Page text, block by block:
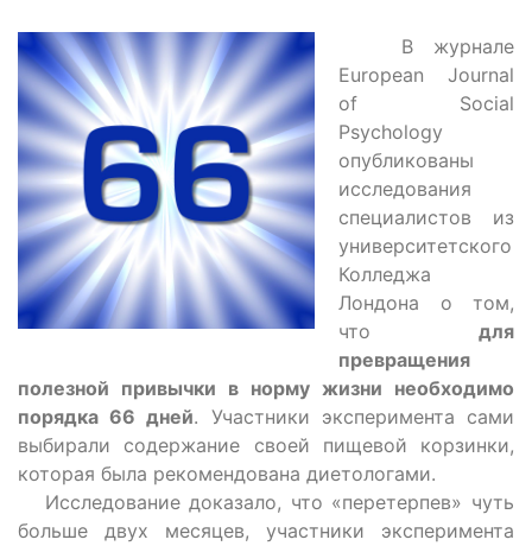
В журнале
European Journal
of Social
Psychology
опубликованы
исследования
специалистов из
университетского
Колледжа
Лондона о том,
что для
превращения
полезной привычки в норму жизни необходимо
порядка 66 дней. Участники эксперимента сами
выбирали содержание своей пищевой корзинки,
которая была рекомендована диетологами.
Исследование доказало, что «перетерпев» чуть
больше двух месяцев, участники эксперимента